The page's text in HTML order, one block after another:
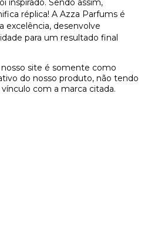
inspirado. Sendo assim,
réplica! A Azza Parfums é
excelência, desenvolve
para um resultado final
site é somente como
do nosso produto, não tendo
com a marca citada.